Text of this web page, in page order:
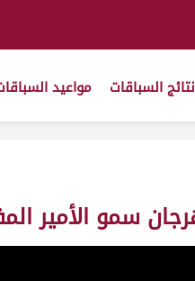
نتائج السباقات مواعيد